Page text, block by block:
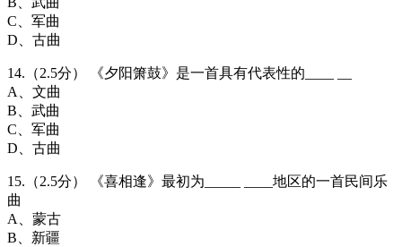
C、军曲
D、古曲
14.（2.5分） 《夕阳箫鼓》是一首具有代表性的____ __
A、文曲
B、武曲
C、军曲
D、古曲
15.（2.5分） 《喜相逢》最初为_____ ____地区的一首民间乐
曲
A、蒙古
B、新疆